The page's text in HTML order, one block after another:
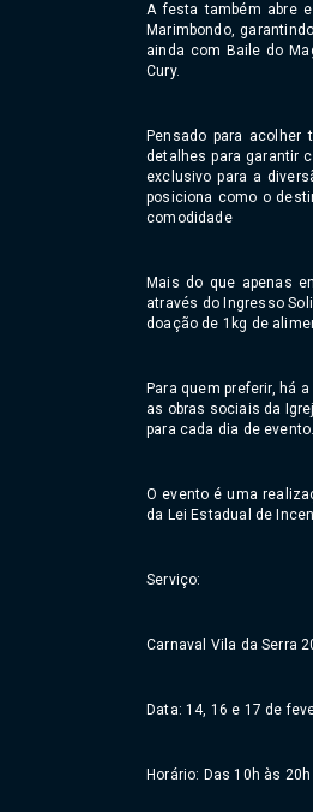
A festa também abre
Marimbondo,
ainda com Baile do
Cury.
Pensado para
detalhes para garantir
exclusivo para a
posiciona como o
comodidade
Mais do que apenas
através do Ingresso
doação de 1kg de
Para quem preferir, há
as obras sociais da
para cada dia de evento.
O evento é uma
da Lei Estadual de
Serviço:
Carnaval Vila da Serra
Data: 14, 16 e 17 de
Horário: Das 10h às